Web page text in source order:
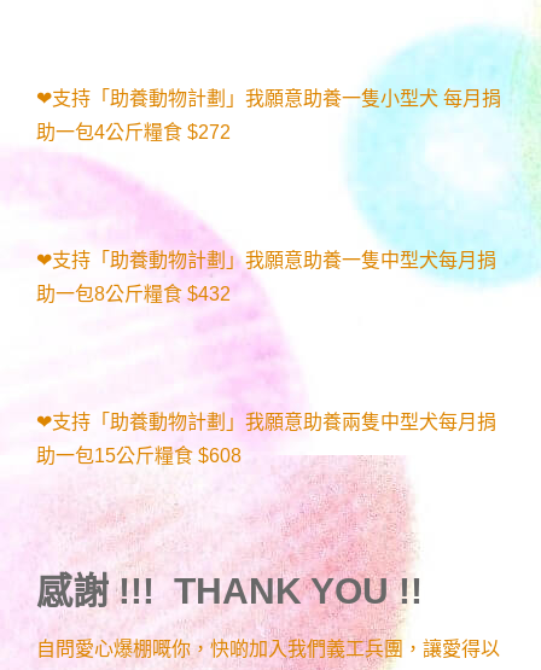
❤支持「助養動物計劃」我願意助養一隻小型犬 每月捐
助一包4公斤糧食 $272
❤支持「助養動物計劃」我願意助養一隻中型犬每月捐
助一包8公斤糧食 $432
❤支持「助養動物計劃」我願意助養兩隻中型犬每月捐
助一包15公斤糧食 $608
感謝 !!! THANK YOU !!
自問愛心爆棚嘅你，快啲加入我們義工兵團，讓愛得以